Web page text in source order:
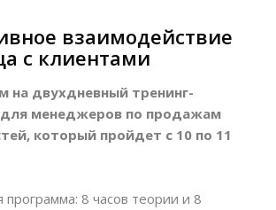
взаимодействие
с клиентами
на двухдневный тренинг-
менеджеров по продажам
который пройдет с 10 по 11
8 часов теории и 8